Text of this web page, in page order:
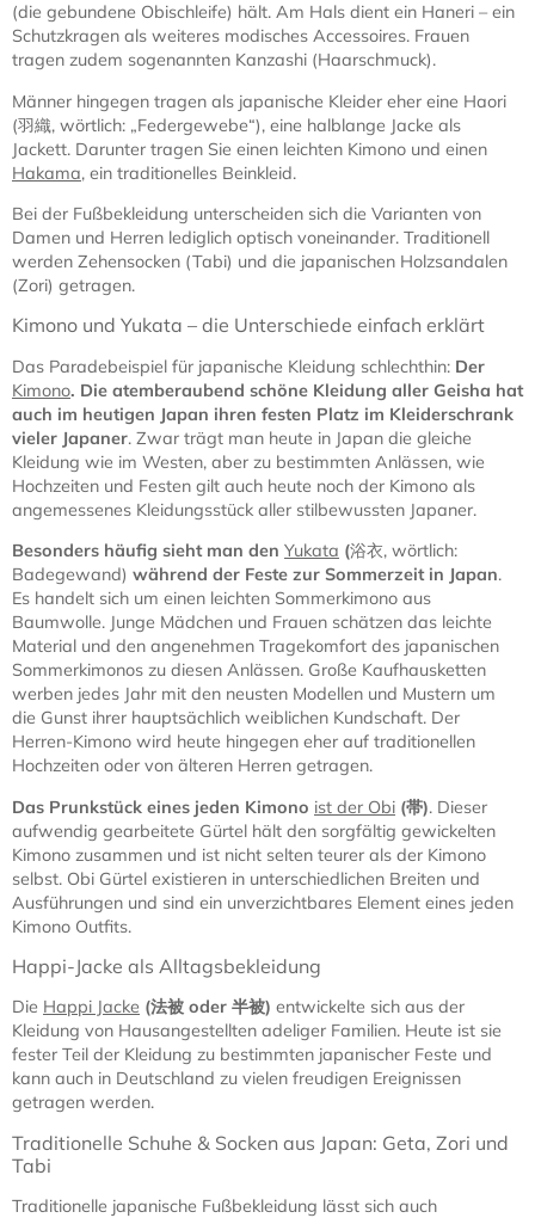
(die gebundene Obischleife) hält. Am Hals dient ein Haneri – ein
Schutzkragen als weiteres modisches Accessoires. Frauen
tragen zudem sogenannten Kanzashi (Haarschmuck).
Männer hingegen tragen als japanische Kleider eher eine Haori
(羽織, wörtlich: „Federgewebe“), eine halblange Jacke als
Jackett. Darunter tragen Sie einen leichten Kimono und einen
Hakama, ein traditionelles Beinkleid.
Bei der Fußbekleidung unterscheiden sich die Varianten von
Damen und Herren lediglich optisch voneinander. Traditionell
werden Zehensocken (Tabi) und die japanischen Holzsandalen
(Zori) getragen.
Kimono und Yukata – die Unterschiede einfach erklärt
Das Paradebeispiel für japanische Kleidung schlechthin: Der
Kimono. Die atemberaubend schöne Kleidung aller Geisha hat
auch im heutigen Japan ihren festen Platz im Kleiderschrank
vieler Japaner. Zwar trägt man heute in Japan die gleiche
Kleidung wie im Westen, aber zu bestimmten Anlässen, wie
Hochzeiten und Festen gilt auch heute noch der Kimono als
angemessenes Kleidungsstück aller stilbewussten Japaner.
Besonders häufig sieht man den Yukata (浴衣, wörtlich:
Badegewand) während der Feste zur Sommerzeit in Japan.
Es handelt sich um einen leichten Sommerkimono aus
Baumwolle. Junge Mädchen und Frauen schätzen das leichte
Material und den angenehmen Tragekomfort des japanischen
Sommerkimonos zu diesen Anlässen. Große Kaufhausketten
werben jedes Jahr mit den neusten Modellen und Mustern um
die Gunst ihrer hauptsächlich weiblichen Kundschaft. Der
Herren-Kimono wird heute hingegen eher auf traditionellen
Hochzeiten oder von älteren Herren getragen.
Das Prunkstück eines jeden Kimono ist der Obi (帯). Dieser
aufwendig gearbeitete Gürtel hält den sorgfältig gewickelten
Kimono zusammen und ist nicht selten teurer als der Kimono
selbst. Obi Gürtel existieren in unterschiedlichen Breiten und
Ausführungen und sind ein unverzichtbares Element eines jeden
Kimono Outfits.
Happi-Jacke als Alltagsbekleidung
Die Happi Jacke (法被 oder 半被) entwickelte sich aus der
Kleidung von Hausangestellten adeliger Familien. Heute ist sie
fester Teil der Kleidung zu bestimmten japanischer Feste und
kann auch in Deutschland zu vielen freudigen Ereignissen
getragen werden.
Traditionelle Schuhe & Socken aus Japan: Geta, Zori und
Tabi
Traditionelle japanische Fußbekleidung lässt sich auch